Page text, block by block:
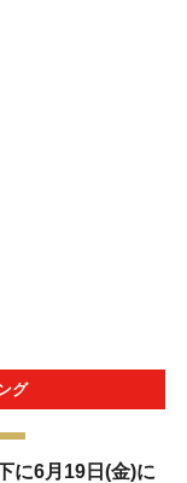
グ
に6月19日(金)に